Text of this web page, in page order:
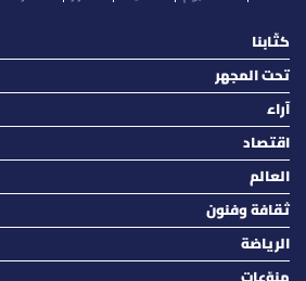
كتّابنا
تحت المجهر
آراء
اقتصاد
العالم
ثقافة وفنون
الرياضة